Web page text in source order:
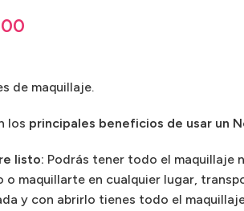
de maquillaje.
los principales beneficios de usar un
listo: Podrás tener todo el maquillaje
o maquillarte en cualquier lugar,
y con abrirlo tienes todo el